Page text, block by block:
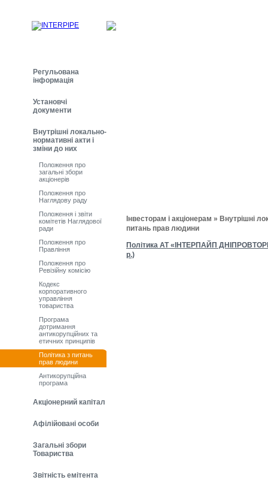
Регульована
інформація
Установчі
документи
Внутрішні локально-
нормативні акти і
зміни до них
Положення про
загальні збори
акціонерів
Положення про
Наглядову раду
Положення і звіти
комітетів Наглядової
ради
Положення про
Правління
Положення про
Ревізійну комісію
Кодекс
корпоративного
управління
товариства
Програма
дотримання
антикорупційних та
етичних принципів
Політика з питань
прав людини
Антикорупційна
програма
Акціонерний капітал
Афілійовані особи
Загальні збори
Товариства
Звітність емітента
Інвесторам і акціонерам » Внутрішні
питань прав людини
Політика АТ «ІНТЕРПАЙП
р.)